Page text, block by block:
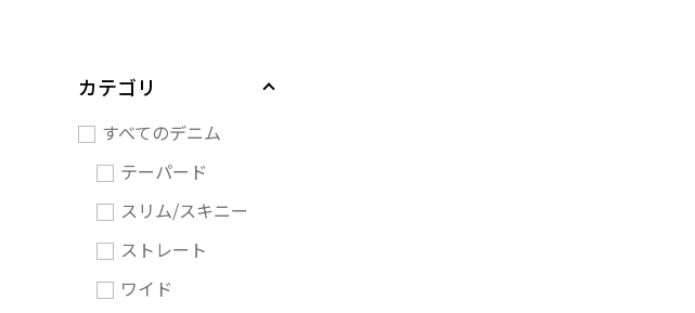
カテゴリ
すべてのデニム
テーパード
スリム/スキニー
ストレート
ワイド